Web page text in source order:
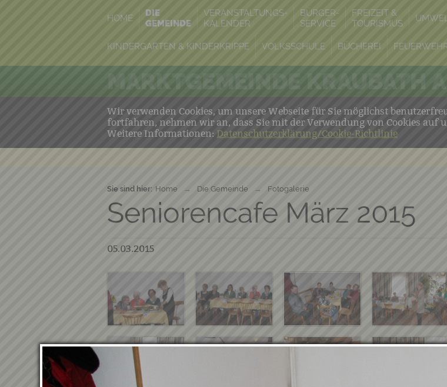
HOME
DIE
GEMEINDE
VERANSTALTUNGS-
KALENDER
BÜRGER-
SERVICE
FREIZEIT &
TOURISMUS
KINDERGARTEN & KINDERKRIPPE VOLKSSCHULE BÜCHEREI
MARKTGEMEINDE KRAUBATH
Wir verwenden Cookies, um unsere Webseite für Sie möglichst
fortfahren, nehmen wir an, dass Sie mit der Verwendung von Cookies auf
Weitere Informationen: Datenschutzerklärung/Cookie-Richtlinie
Sie sind hier: Home → Die Gemeinde → Fotogalerie
Seniorencafe März 2015
05.03.2015